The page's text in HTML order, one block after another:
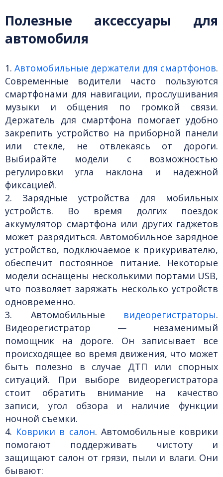
Полезные аксессуары для
автомобиля
1. Автомобильные держатели для смартфонов.
Современные водители часто пользуются
смартфонами для навигации, прослушивания
музыки и общения по громкой связи.
Держатель для смартфона помогает удобно
закрепить устройство на приборной панели
или стекле, не отвлекаясь от дороги.
Выбирайте модели с возможностью
регулировки угла наклона и надежной
фиксацией.
2. Зарядные устройства для мобильных
устройств. Во время долгих поездок
аккумулятор смартфона или других гаджетов
может разрядиться. Автомобильное зарядное
устройство, подключаемое к прикуривателю,
обеспечит постоянное питание. Некоторые
модели оснащены несколькими портами USB,
что позволяет заряжать несколько устройств
одновременно.
3. Автомобильные видеорегистраторы.
Видеорегистратор — незаменимый
помощник на дороге. Он записывает все
происходящее во время движения, что может
быть полезно в случае ДТП или спорных
ситуаций. При выборе видеорегистратора
стоит обратить внимание на качество
записи, угол обзора и наличие функции
ночной съемки.
4. Коврики в салон. Автомобильные коврики
помогают поддерживать чистоту и
защищают салон от грязи, пыли и влаги. Они
бывают: